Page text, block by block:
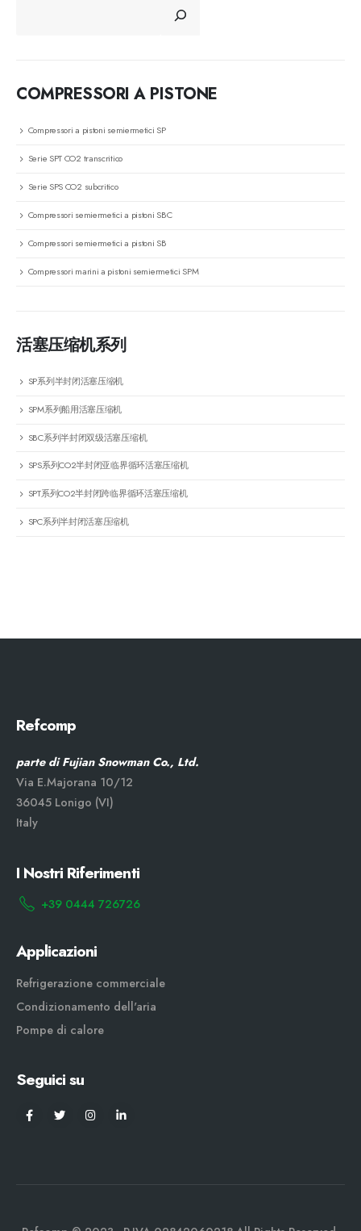
COMPRESSORI A PISTONE
Compressori a pistoni semiermetici SP
Serie SPT CO2 transcritico
Serie SPS CO2 subcritico
Compressori semiermetici a pistoni SBC
Compressori semiermetici a pistoni SB
Compressori marini a pistoni semiermetici SPM
活塞压缩机系列
SP系列半封闭活塞压缩机
SPM系列船用活塞压缩机
SBC系列半封闭双级活塞压缩机
SPS系列CO2半封闭亚临界循环活塞压缩机
SPT系列CO2半封闭跨临界循环活塞压缩机
SPC系列半封闭活塞压缩机
Refcomp
parte di Fujian Snowman Co., Ltd.
Via E.Majorana 10/12
36045 Lonigo (VI)
Italy
I Nostri Riferimenti
+39 0444 726726
Applicazioni
Refrigerazione commerciale
Condizionamento dell'aria
Pompe di calore
Seguici su